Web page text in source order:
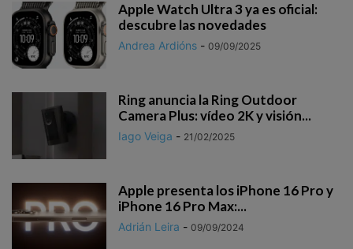
Apple Watch Ultra 3 ya es oficial:
descubre las novedades
Andrea Ardións - 09/09/2025
Ring anuncia la Ring Outdoor
Camera Plus: vídeo 2K y visión...
Iago Veiga - 21/02/2025
Apple presenta los iPhone 16 Pro y
iPhone 16 Pro Max:...
Adrián Leira - 09/09/2024